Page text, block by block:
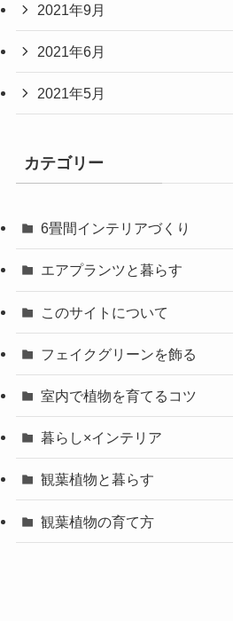
2021年9月
2021年6月
2021年5月
カテゴリー
6畳間インテリアづくり
エアプランツと暮らす
このサイトについて
フェイクグリーンを飾る
室内で植物を育てるコツ
暮らし×インテリア
観葉植物と暮らす
観葉植物の育て方